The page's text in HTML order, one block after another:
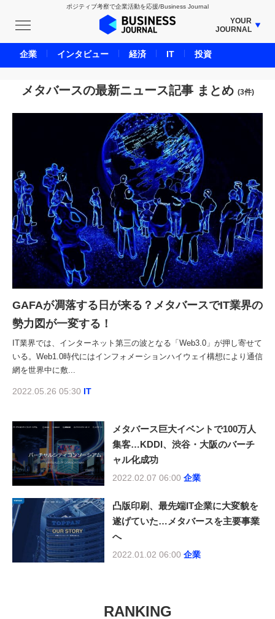
ポジティブ考察で企業活動を応援/Business Journal
YOUR
JOURNAL
BUSINESS JOURNAL
UNICORN JOURNAL
CARBON CREDITS JOURNAL
ENERGY MANAGEMENT JOURNAL
INBOUND JOURNAL
LIFE ENDING JOURNAL
AI JOURNAL
REAL ESTATE BROKERAGE JOURNAL
SMART MARKETING JOURNAL
BPaaS JOURNAL
ADOPTABLE DOG JOURNAL
メタバースの最新ニュース記事 まとめ (3件)
GAFAが凋落する日が来る？メタバースでIT業界の
勢力図が一変する！
IT業界では、インターネット第三の波となる「Web3.0」が押し寄せて
いる。Web1.0時代にはインフォメーションハイウェイ構想により通信
網を世界中に敷...
2022.05.26 05:30 IT
メタバース巨大イベントで100万人
集客…KDDI、渋谷・大阪のバーチ
ャル化成功
2022.02.07 06:00 企業
凸版印刷、最先端IT企業に大変貌を
遂げていた…メタバースを主要事業
へ
2022.01.02 06:00 企業
RANKING
企業 インタビュー 経済 IT 投資